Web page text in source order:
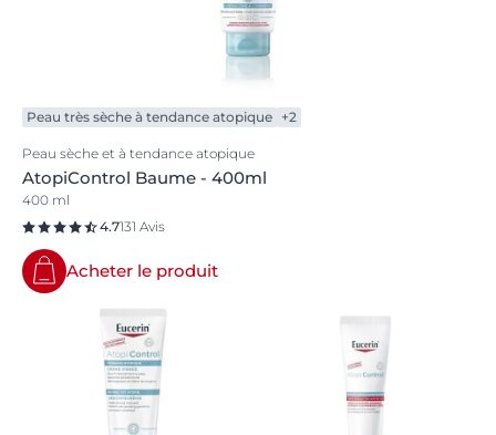
Peau très sèche à tendance atopique +2
Peau sèche et à tendance atopique
AtopiControl Baume - 400ml
400 ml
4.7131 Avis
Acheter le produit